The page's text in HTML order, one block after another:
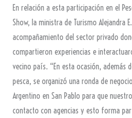
En relación a esta participación en el
Show, la ministra de Turismo Alejandra
acompañamiento del sector privado
compartieron experiencias e
vecino país. “En esta ocasión, además
pesca, se organizó una ronda de
Argentino en San Pablo para que
contacto con agencias y esto forma